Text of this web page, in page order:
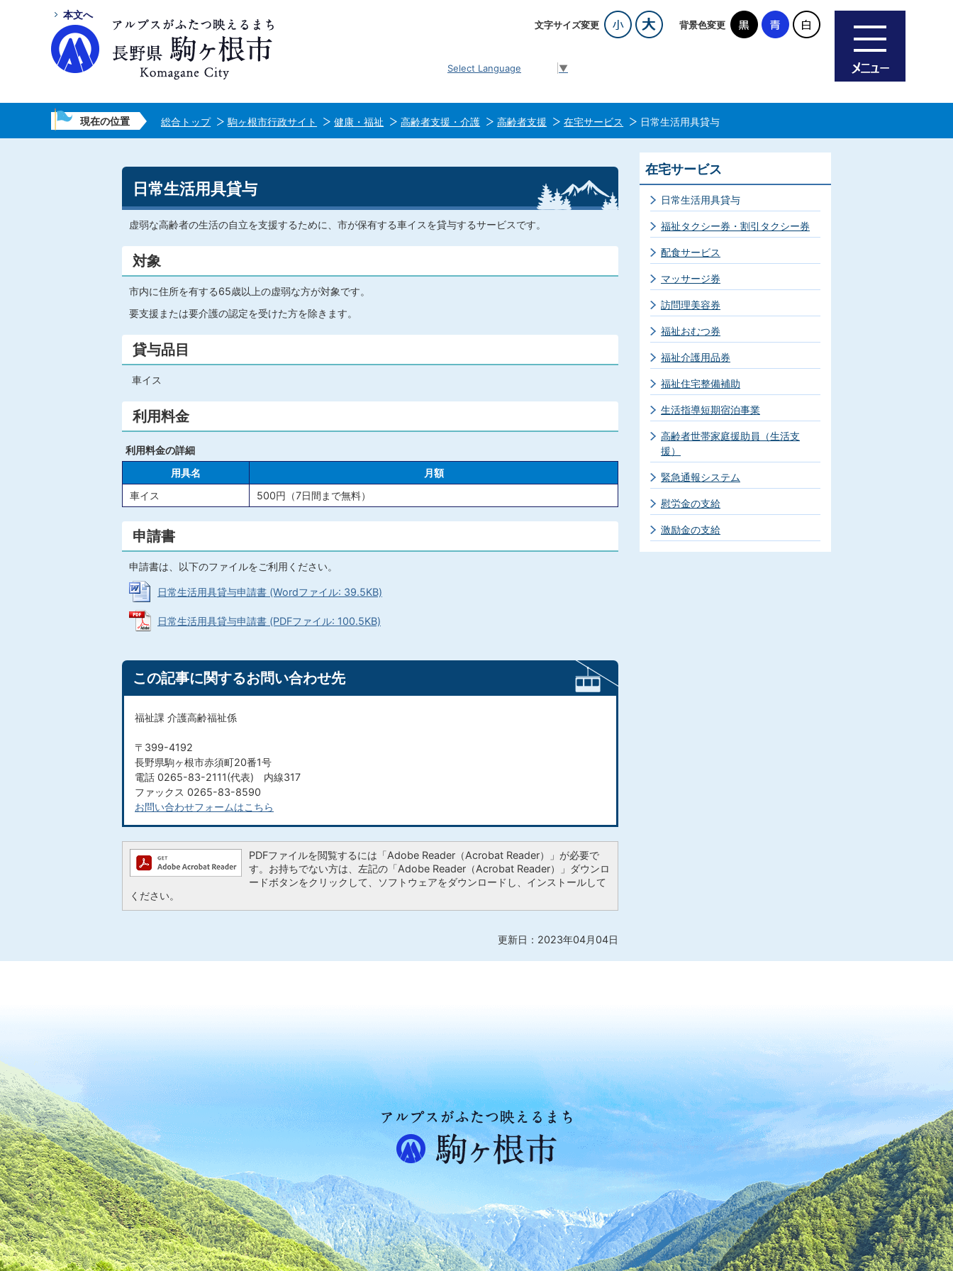
本文へ
文字サイズ変更 背景色変更
Select Language ▼
現在の位置 総合トップ 駒ヶ根市行政サイト 健康・福祉 高齢者支援・介護 高齢者支援 在宅サービス 日常生活用具貸与
日常生活用具貸与
虚弱な高齢者の生活の自立を支援するために、市が保有する車イスを貸与するサービスです。
対象
市内に住所を有する65歳以上の虚弱な方が対象です。
要支援または要介護の認定を受けた方を除きます。
貸与品目
車イス
利用料金
利用料金の詳細
用具名
月額
車イス
500円（7日間まで無料）
申請書
申請書は、以下のファイルをご利用ください。
日常生活用具貸与申請書 (Wordファイル: 39.5KB)
日常生活用具貸与申請書 (PDFファイル: 100.5KB)
この記事に関するお問い合わせ先
福祉課 介護高齢福祉係
〒399-4192
長野県駒ヶ根市赤須町20番1号
電話 0265-83-2111(代表) 内線317
ファックス 0265-83-8590
お問い合わせフォームはこちら
PDFファイルを閲覧するには「Adobe Reader（Acrobat Reader）」が必要で
す。お持ちでない方は、左記の「Adobe Reader（Acrobat Reader）」ダウンロ
ードボタンをクリックして、ソフトウェアをダウンロードし、インストールして
ください。
更新日：2023年04月04日
在宅サービス
日常生活用具貸与
福祉タクシー券・割引タクシー券
配食サービス
マッサージ券
訪問理美容券
福祉おむつ券
福祉介護用品券
福祉住宅整備補助
生活指導短期宿泊事業
高齢者世帯家庭援助員（生活支
援）
緊急通報システム
慰労金の支給
激励金の支給
ア
ル
た
つ
映
え
る
ま